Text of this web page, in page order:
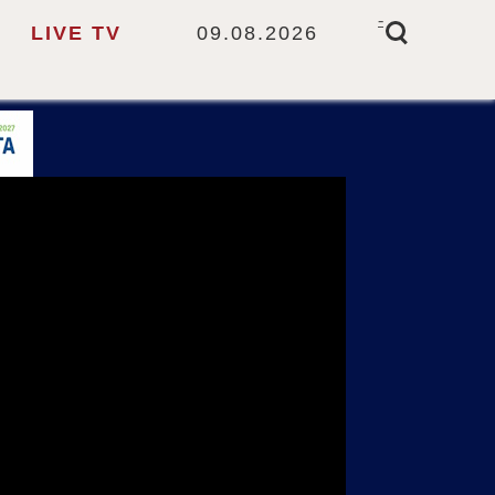
LIVE TV 09.08.2026
-